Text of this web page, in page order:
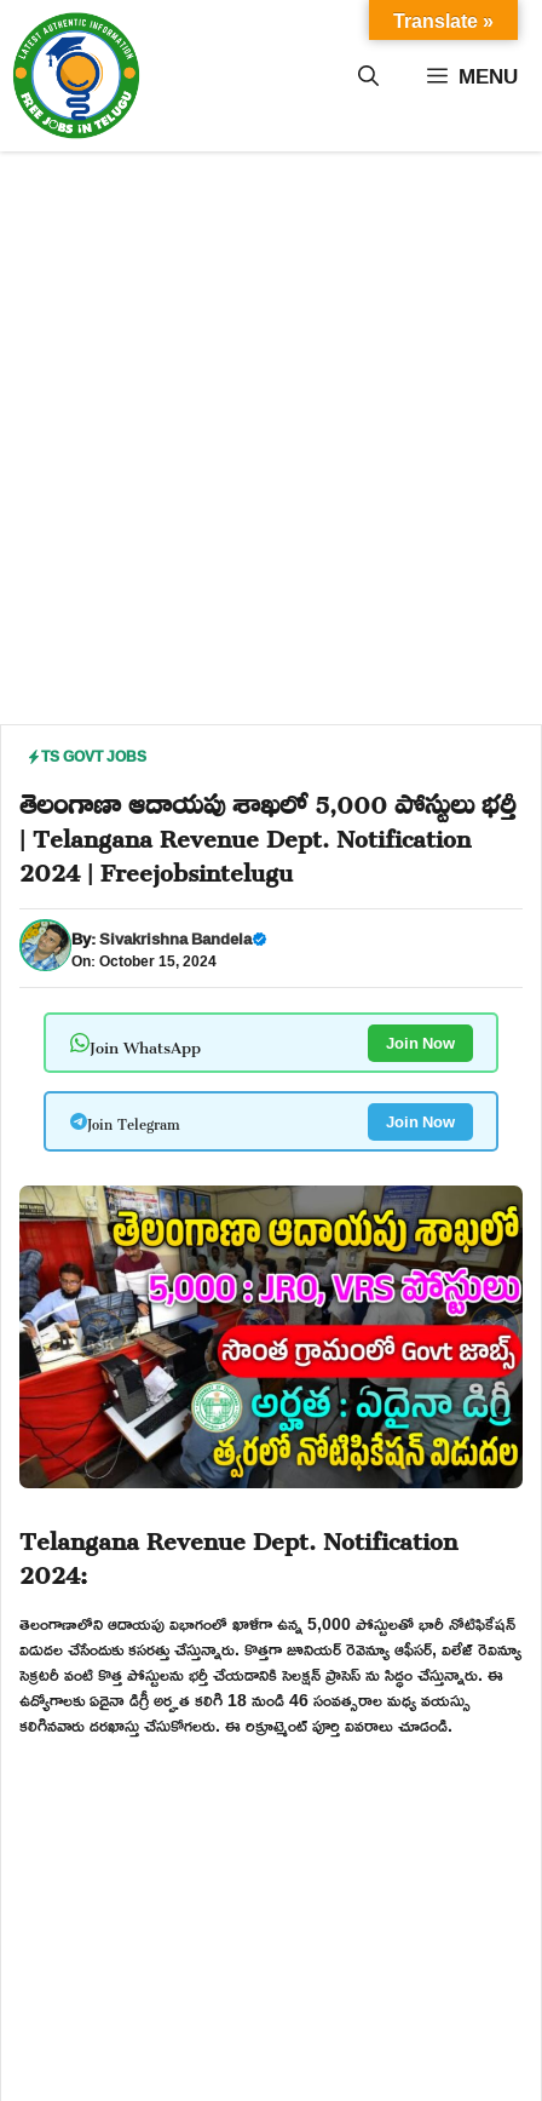
content MENU
TS GOVT JOBS
తెలంగాణా ఆదాయపు శాఖలో 5,000 పోస్టులు భర్తీ
| Telangana Revenue Dept. Notification
2024 | Freejobsintelugu
By:Sivakrishna Bandela
On: October 15, 2024
Join WhatsApp Join Now
Join Telegram Join Now
Telangana Revenue Dept. Notification
2024:
తెలంగాణాలోని ఆదాయపు విభాగంలో ఖాళీగా ఉన్న 5,000 పోస్టులతో భారీ నోటిఫికేషన్
విడుదల చేసేందుకు కసరత్తు చేస్తున్నారు. కొత్తగా జూనియర్ రెవెన్యూ ఆఫీసర్, విలేజ్ రెవిన్యూ
సెక్రటరీ వంటి కొత్త పోస్టులను భర్తీ చేయడానికి సెలక్షన్ ప్రాసెస్ ను సిద్ధం చేస్తున్నారు. ఈ
ఉద్యోగాలకు ఏదైనా డిగ్రీ అర్హత కలిగి 18 నుండి 46 సంవత్సరాల మధ్య వయస్సు
కలిగినవారు దరఖాస్తు చేసుకోగలరు. ఈ రిక్రూట్మెంట్ పూర్తి వివరాలు చూడండి.
Translate »